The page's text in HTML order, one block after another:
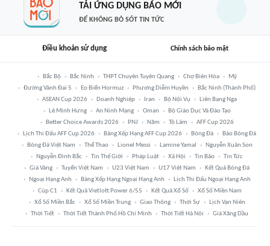
TẢI ỨNG DỤNG BÁO MỚI
ĐỂ KHÔNG BỎ SÓT TIN TỨC
Điều khoản sử dụng Chính sách bảo mật
Bắc Bộ Bắc Ninh THPT Chuyên Tuyên Quang Chợ Biên Hòa
Mỹ
Đường Vành Đai 5
Eo Biển Hormuz Phương Diễm Huyền
Bắc Ninh (thành Phố)
ASEAN Cup 2026
Doanh Nghiệp Iran Bộ Nội Vụ
Liên Bang Nga
Lê Minh Hưng
An Ninh Mạng Oman
Bộ Giáo Dục Và Đào Tạo
Better Choice Awards 2026
PNJ Năm Tô Lâm
AFF Cup 2026
Lịch Thi Đấu AFF Cup 2026
Bảng Xếp Hạng AFF Cup 2026 Bóng Đá
Báo Bóng Đá
Bóng Đá Việt Nam
Thể Thao Lionel Messi Lamine Yamal
Nguyễn Xuân Son
Nguyễn Đình Bắc
Tin Thế Giới Pháp Luật Xã Hội Tin Bão
Tin Tức
Giá Vàng
Tuyển Việt Nam U23 Việt Nam U17 Việt Nam
Kết Quả Bóng Đá
Ngoại Hạng Anh
Bảng Xếp Hạng Ngoại Hạng Anh
Lịch Thi Đấu Ngoại Hạng Anh
Cúp C1
Kết Quả Vietlott Power 6/55 Kết Quả Xổ Số
Xổ Số Miền Nam
Xổ Số Miền Bắc
Xổ Số Miền Trung Giao Thông Thời Sự
Lịch Vạn Niên
Thời Tiết
Thời Tiết Thành Phố Hồ Chí Minh Thời Tiết Hà Nội Giá Xăng Dầu